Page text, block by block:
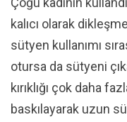
kalıcı olarak
sütyen kullanımı
otursa da sütyeni
kırıklığı çok daha
baskılayarak uzun